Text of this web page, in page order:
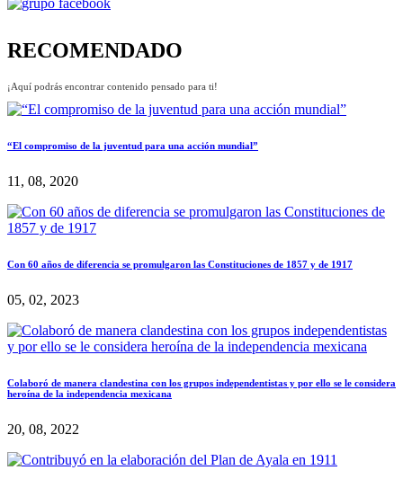
RECOMENDADO
¡Aquí podrás encontrar contenido pensado para ti!
“El compromiso de la juventud para una acción mundial”
11, 08, 2020
Con 60 años de diferencia se promulgaron las Constituciones de 1857 y de 1917
05, 02, 2023
Colaboró de manera clandestina con los grupos independentistas y por ello se le considera
heroína de la independencia mexicana
20, 08, 2022